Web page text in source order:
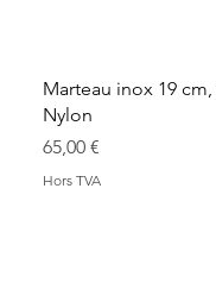
Marteau inox 19
Nylon
Prix
65,00 €
Hors TVA